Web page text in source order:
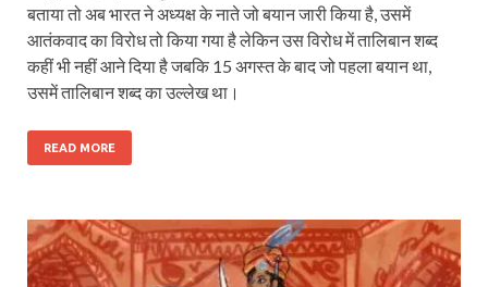
बताया तो अब भारत ने अध्यक्ष के नाते जो बयान जारी किया है, उसमें
आतंकवाद का विरोध तो किया गया है लेकिन उस विरोध में तालिबान शब्द
कहीं भी नहीं आने दिया है जबकि 15 अगस्त के बाद जो पहला बयान था,
उसमें तालिबान शब्द का उल्लेख था।
READ MORE